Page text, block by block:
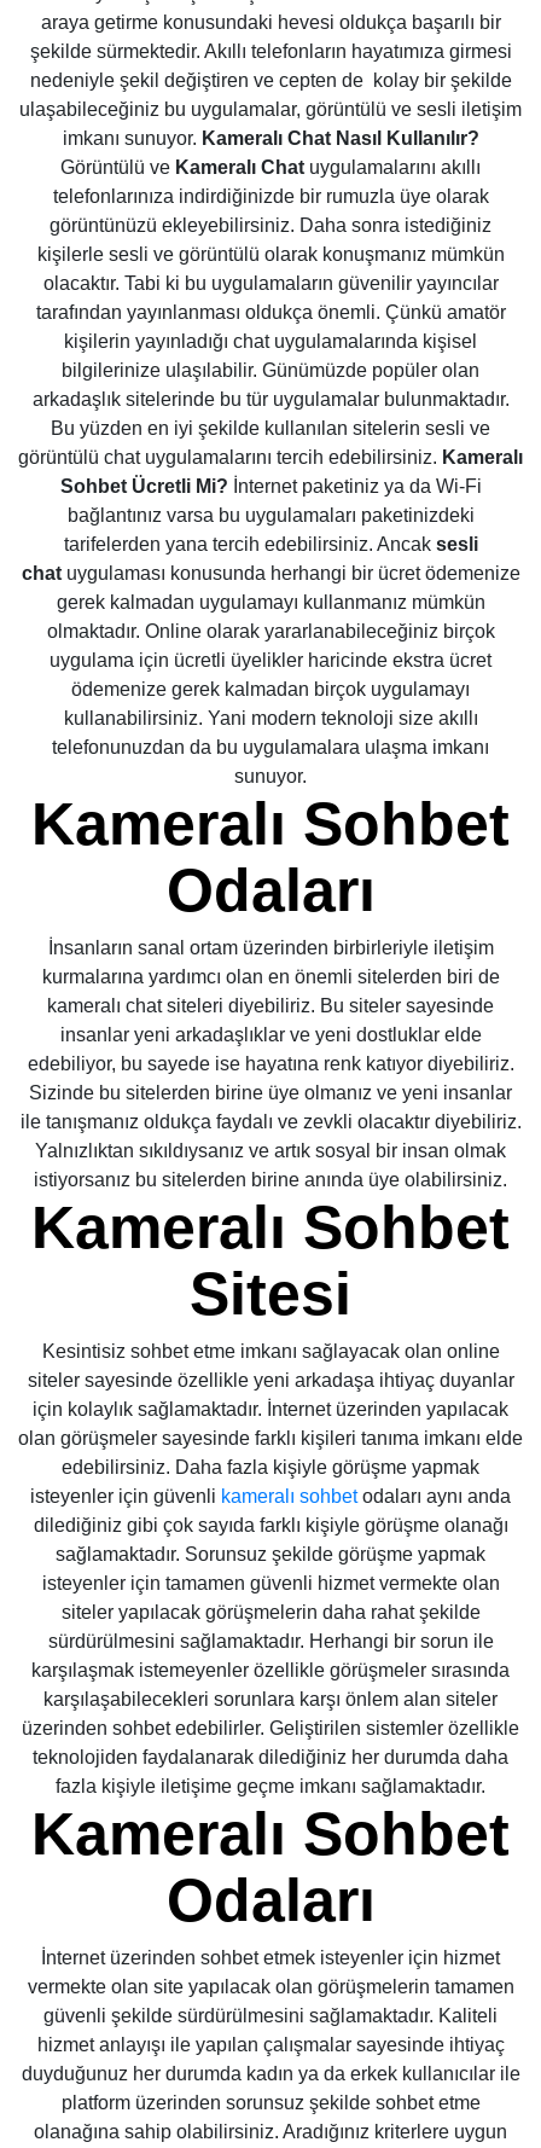
araya getirme konusundaki hevesi oldukça başarılı bir
şekilde sürmektedir. Akıllı telefonların hayatımıza girmesi
nedeniyle şekil değiştiren ve cepten de kolay bir şekilde
ulaşabileceğiniz bu uygulamalar, görüntülü ve sesli iletişim
imkanı sunuyor. Kameralı Chat Nasıl Kullanılır?
Görüntülü ve Kameralı Chat uygulamalarını akıllı
telefonlarınıza indirdiğinizde bir rumuzla üye olarak
görüntünüzü ekleyebilirsiniz. Daha sonra istediğiniz
kişilerle sesli ve görüntülü olarak konuşmanız mümkün
olacaktır. Tabi ki bu uygulamaların güvenilir yayıncılar
tarafından yayınlanması oldukça önemli. Çünkü amatör
kişilerin yayınladığı chat uygulamalarında kişisel
bilgilerinize ulaşılabilir. Günümüzde popüler olan
arkadaşlık sitelerinde bu tür uygulamalar bulunmaktadır.
Bu yüzden en iyi şekilde kullanılan sitelerin sesli ve
görüntülü chat uygulamalarını tercih edebilirsiniz. Kameralı
Sohbet Ücretli Mi? İnternet paketiniz ya da Wi-Fi
bağlantınız varsa bu uygulamaları paketinizdeki
tarifelerden yana tercih edebilirsiniz. Ancak sesli
chatuygulaması konusunda herhangi bir ücret ödemenize
gerek kalmadan uygulamayı kullanmanız mümkün
olmaktadır. Online olarak yararlanabileceğiniz birçok
uygulama için ücretli üyelikler haricinde ekstra ücret
ödemenize gerek kalmadan birçok uygulamayı
kullanabilirsiniz. Yani modern teknoloji size akıllı
telefonunuzdan da bu uygulamalara ulaşma imkanı
sunuyor.
Kameralı Sohbet
Odaları
İnsanların sanal ortam üzerinden birbirleriyle iletişim
kurmalarına yardımcı olan en önemli sitelerden biri de
kameralı chat siteleri diyebiliriz. Bu siteler sayesinde
insanlar yeni arkadaşlıklar ve yeni dostluklar elde
edebiliyor, bu sayede ise hayatına renk katıyor diyebiliriz.
Sizinde bu sitelerden birine üye olmanız ve yeni insanlar
ile tanışmanız oldukça faydalı ve zevkli olacaktır diyebiliriz.
Yalnızlıktan sıkıldıysanız ve artık sosyal bir insan olmak
istiyorsanız bu sitelerden birine anında üye olabilirsiniz.
Kameralı Sohbet
Sitesi
Kesintisiz sohbet etme imkanı sağlayacak olan online
siteler sayesinde özellikle yeni arkadaşa ihtiyaç duyanlar
için kolaylık sağlamaktadır. İnternet üzerinden yapılacak
olan görüşmeler sayesinde farklı kişileri tanıma imkanı elde
edebilirsiniz. Daha fazla kişiyle görüşme yapmak
isteyenler için güvenli kameralı sohbetodaları aynı anda
dilediğiniz gibi çok sayıda farklı kişiyle görüşme olanağı
sağlamaktadır. Sorunsuz şekilde görüşme yapmak
isteyenler için tamamen güvenli hizmet vermekte olan
siteler yapılacak görüşmelerin daha rahat şekilde
sürdürülmesini sağlamaktadır. Herhangi bir sorun ile
karşılaşmak istemeyenler özellikle görüşmeler sırasında
karşılaşabilecekleri sorunlara karşı önlem alan siteler
üzerinden sohbet edebilirler. Geliştirilen sistemler özellikle
teknolojiden faydalanarak dilediğiniz her durumda daha
fazla kişiyle iletişime geçme imkanı sağlamaktadır.
Kameralı Sohbet
Odaları
İnternet üzerinden sohbet etmek isteyenler için hizmet
vermekte olan site yapılacak olan görüşmelerin tamamen
güvenli şekilde sürdürülmesini sağlamaktadır. Kaliteli
hizmet anlayışı ile yapılan çalışmalar sayesinde ihtiyaç
duyduğunuz her durumda kadın ya da erkek kullanıcılar ile
platform üzerinden sorunsuz şekilde sohbet etme
olanağına sahip olabilirsiniz. Aradığınız kriterlere uygun